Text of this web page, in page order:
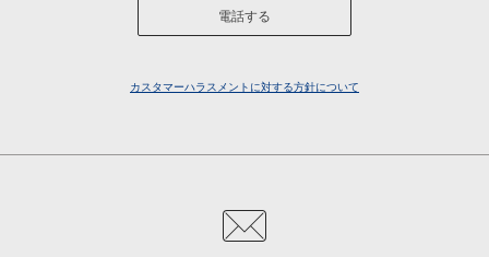
電話する
カスタマーハラスメントに対する方針について